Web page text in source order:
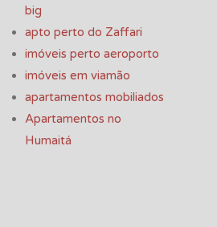
big
apto perto do Zaffari
imóveis perto aeroporto
imóveis em viamão
apartamentos mobiliados
Apartamentos no
Humaitá